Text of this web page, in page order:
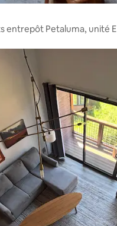
entrepôt Petaluma, unité E